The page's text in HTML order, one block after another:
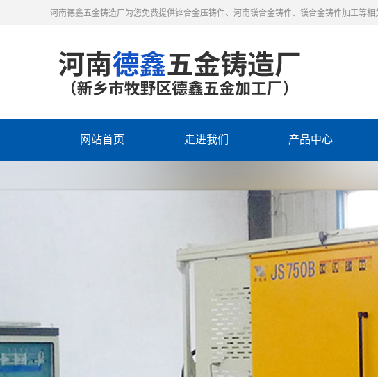
河南德鑫五金铸造厂为您免费提供锌合金压铸件、河南镁合金铸件、镁合金铸件加工等相
网站首页 走进我们 产品中心